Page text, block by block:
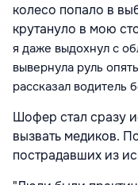
колесо попало в
крутануло в мою
я даже выдохнул с
вывернула руль
рассказал водитель
Шофер стал сразу
вызвать медиков.
пострадавших из